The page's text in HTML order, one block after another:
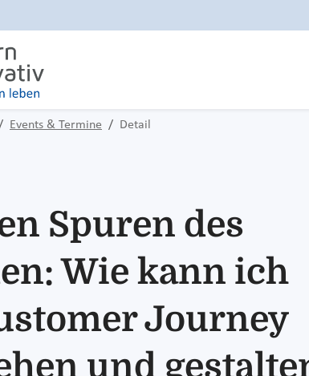
Events & Termine Detail
Spuren des
Wie kann ich
Journey
und